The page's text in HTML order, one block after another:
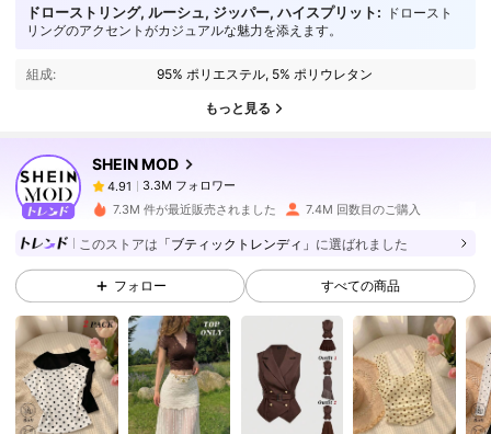
ドローストリング, ルーシュ, ジッパー, ハイスプリット:
ドロースト
リングのアクセントがカジュアルな魅力を添えます。
組成: 95% ポリエステル, 5% ポリウレタン
もっと見る
SHEIN MOD
4.91 3.3M フォロワー
4.91
3.3M フォロワー
m***8は6時間前に購入しました
4.91 3.3M フォロワー
4.91 3.3M フォロワー
4.91 3.3M フォロワー
7.3M 件が最近販売されました 7.4M 回数目のご購入
このストアは 「ブティックトレンディ」 に選ばれました
フォロー すべての商品